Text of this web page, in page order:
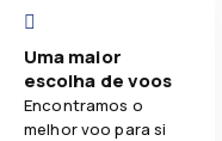
Uma maior
escolha de voos
Encontramos o
melhor voo para si